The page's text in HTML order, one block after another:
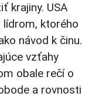
krajiny. USA
ktorého
návod k činu.
vzťahy
obale rečí o
a rovnosti